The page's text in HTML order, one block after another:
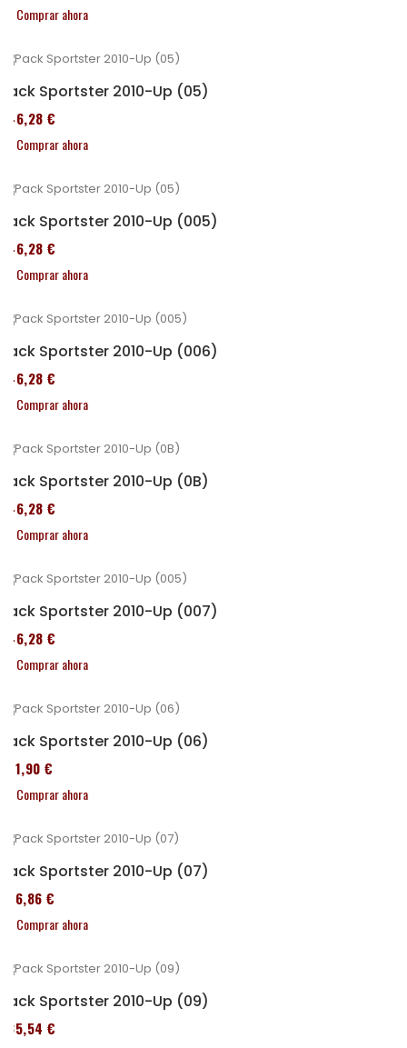
Comprar ahora
Pack Sportster 2010-Up (05)
246,28 €
Comprar ahora
Pack Sportster 2010-Up (005)
246,28 €
Comprar ahora
Pack Sportster 2010-Up (006)
246,28 €
Comprar ahora
Pack Sportster 2010-Up (0B)
246,28 €
Comprar ahora
Pack Sportster 2010-Up (007)
246,28 €
Comprar ahora
Pack Sportster 2010-Up (06)
371,90 €
Comprar ahora
Pack Sportster 2010-Up (07)
276,86 €
Comprar ahora
Pack Sportster 2010-Up (09)
235,54 €